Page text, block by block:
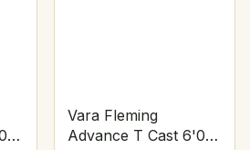
Vara Fleming
Advance T Cast 6'0